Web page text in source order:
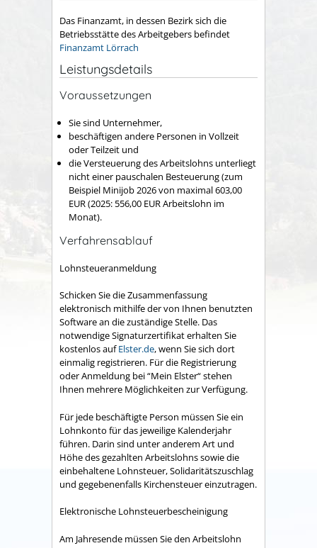
Das Finanzamt, in dessen Bezirk sich die
Betriebsstätte des Arbeitgebers befindet
Finanzamt Lörrach
Leistungsdetails
Voraussetzungen
Sie sind Unternehmer,
beschäftigen andere Personen in Vollzeit
oder Teilzeit und
die Versteuerung des Arbeitslohns unterliegt
nicht einer pauschalen Besteuerung (zum
Beispiel Minijob 2026 von maximal 603,00
EUR (2025: 556,00 EUR Arbeitslohn im
Monat).
Verfahrensablauf
Lohnsteueranmeldung
Schicken Sie die Zusammenfassung
elektronisch mithilfe der von Ihnen benutzten
Software an die zuständige Stelle. Das
notwendige Signaturzertifikat erhalten Sie
kostenlos aufElster.de, wenn Sie sich dort
einmalig registrieren. Für die Registrierung
oder Anmeldung bei “Mein Elster“ stehen
Ihnen mehrere Möglichkeiten zur Verfügung.
Für jede beschäftigte Person müssen Sie ein
Lohnkonto für das jeweilige Kalenderjahr
führen. Darin sind unter anderem Art und
Höhe des gezahlten Arbeitslohns sowie die
einbehaltene Lohnsteuer, Solidaritätszuschlag
und gegebenenfalls Kirchensteuer einzutragen.
Elektronische Lohnsteuerbescheinigung
Am Jahresende müssen Sie den Arbeitslohn